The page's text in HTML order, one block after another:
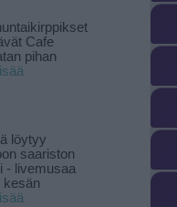
Cafe
pihan
löytyy
saariston
- livemusaa
kesän